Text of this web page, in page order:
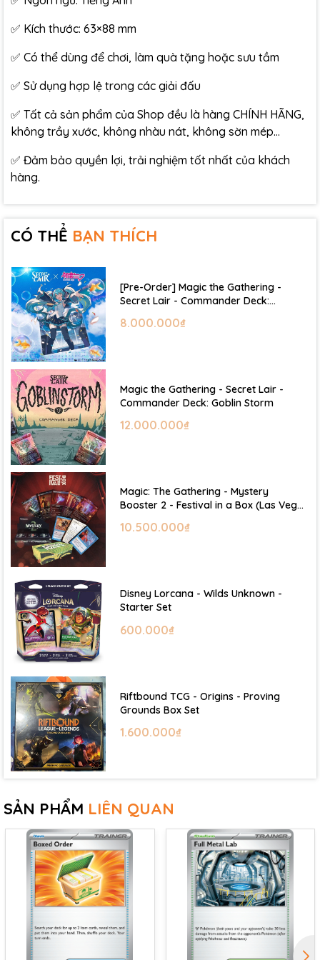
✅ Kích thước: 63×88 mm
✅ Có thể dùng để chơi, làm quà tặng hoặc sưu tầm
✅ Sử dụng hợp lệ trong các giải đấu
✅ Tất cả sản phẩm của Shop đều là hàng CHÍNH HÃNG,
không trầy xước, không nhàu nát, không sờn mép…
✅ Đảm bảo quyền lợi, trải nghiệm tốt nhất của khách
hàng.
CÓ THỂ BẠN THÍCH
[Pre-Order] Magic the Gathering -
Secret Lair - Commander Deck:
8.000.000₫
Magic the Gathering - Secret Lair -
Commander Deck: Goblin Storm
12.000.000₫
Magic: The Gathering - Mystery
Booster 2 - Festival in a Box (Las Vegas
10.500.000₫
Disney Lorcana - Wilds Unknown -
Starter Set
600.000₫
Riftbound TCG - Origins - Proving
Grounds Box Set
1.600.000₫
SẢN PHẨM LIÊN QUAN